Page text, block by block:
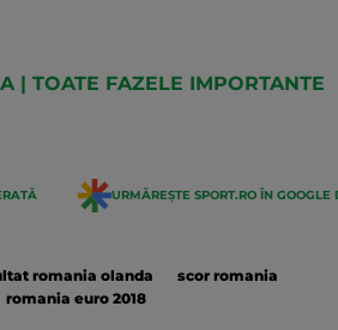
| TOATE FAZELE IMPORTANTE
URMĂREȘTE SPORT.RO ÎN GOOGLE
romania olanda
scor romania
romania euro 2018